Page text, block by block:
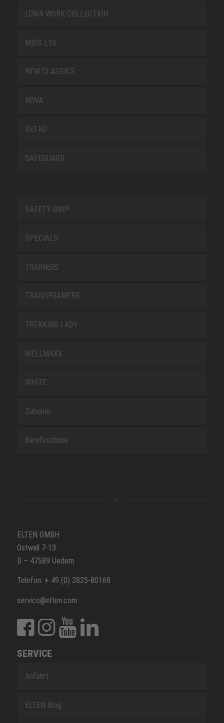
LOWA WORK COLLECTION
MISS L10
NEW CLASSICS
NOVA
RETRO
SAFEGUARD
SAFETY-GRIP
SPECIALS
TRAINERS
TRANSFOAMERS
TREKKING LADY
WELLMAXX
WHITE
Zubehör
Berufsschuhe
ELTEN GMBH
Ostwall 7-13
D – 47589 Uedem
Telefon: + 49 (0) 2825-80168
service@elten.com
SERVICE
Anfahrt
ELTEN Blog